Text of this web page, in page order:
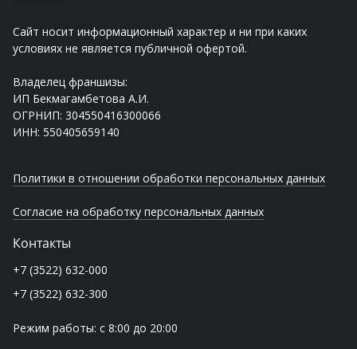
Сайт носит информационный характер и ни при каких
условиях не является публичной офертой.
Владелец франшизы:
ИП Бекмагамбетова А.И.
ОГРНИП: 304550416300066
ИНН: 550405659140
Политики в отношении обработки персональных данных
Согласие на обработку персональных данных
Контакты
+7 (3522) 632-000
+7 (3522) 632-300
Режим работы: с 8:00 до 20:00